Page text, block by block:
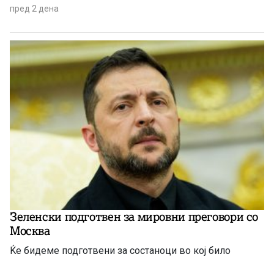
буџетскиот дефицит
пред 2 дена
Зеленски подготвен за мировни преговори со
Москва
Ќе бидеме подготвени за состаноци во кој било